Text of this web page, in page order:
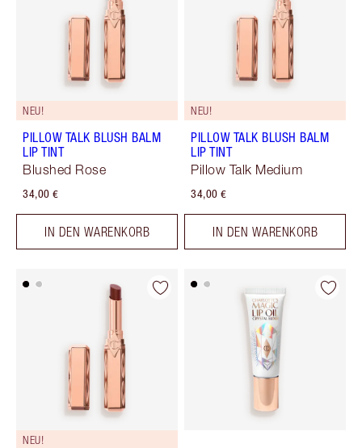
NEU!
PILLOW TALK BLUSH BALM
LIP TINT
Blushed Rose
34,00 €
IN DEN WARENKORB
NEU!
PILLOW TALK BLUSH BALM
LIP TINT
Pillow Talk Medium
34,00 €
IN DEN WARENKORB
NEU!